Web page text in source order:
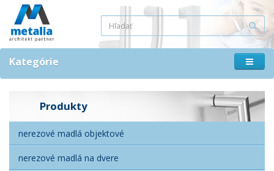
Kategórie
Produkty
nerezové madlá objektové
nerezové madlá na dvere